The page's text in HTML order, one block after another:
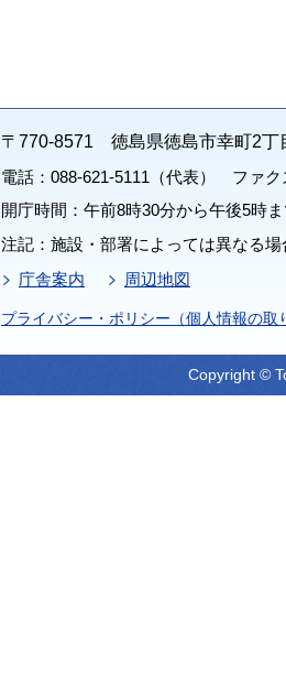
〒770-8571 徳島県徳島市幸町2丁
電話：088-621-5111（代表） ファク
開庁時間：午前8時30分から午後5時
注記：施設・部署によっては異なる
庁舎案内
周辺地図
プライバシー・ポリシー（個人情報の取
Copyright ©